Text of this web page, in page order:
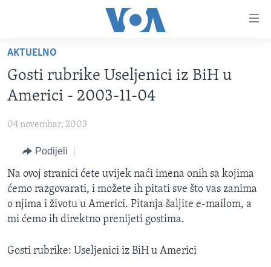
glavni
sadržaj
Pređi
na
glavnu
pretragu
TV PROGRAM
VIJESTI
SJEDINJENE AMERIČKE DRŽAVE
BOSNA I HERCEGOVINA
SVIJET
NAUKA I TEHNOLOGIJA
SPECIJALNI PROJEKTI
KORUPCIJA
SLOBODA MEDIJA
IZBJEGLIČKA STRANA
AKTUELNO
Gosti rubrike Useljenici iz BiH u
Americi - 2003-11-04
04 novembar, 2003
Podijeli
Na ovoj stranici ćete uvijek naći imena onih sa kojima
ćemo razgovarati, i možete ih pitati sve što vas zanima
o njima i životu u Americi. Pitanja šaljite e-mailom, a
mi ćemo ih direktno prenijeti gostima.
Gosti rubrike: Useljenici iz BiH u Americi